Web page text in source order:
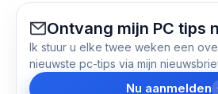
Ontvang mijn PC tips
Ik stuur u elke twee weken een
nieuwste pc-tips via mijn
Nu aanmelden